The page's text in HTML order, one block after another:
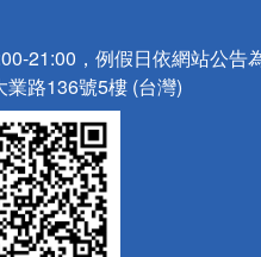
21:00，例假日依網站公告
業路136號5樓 (台灣)